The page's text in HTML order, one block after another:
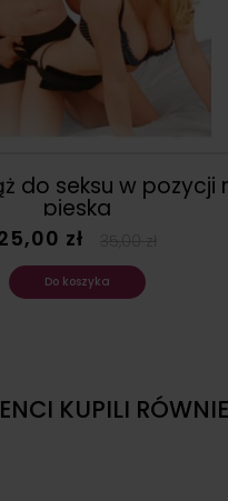
do seksu w pozycji
pieska
zł
Do koszyka
KUPILI